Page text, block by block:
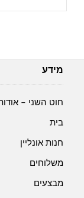
מידע
חוט השני –
בית
חנות אונליין
משלוחים
מבצעים